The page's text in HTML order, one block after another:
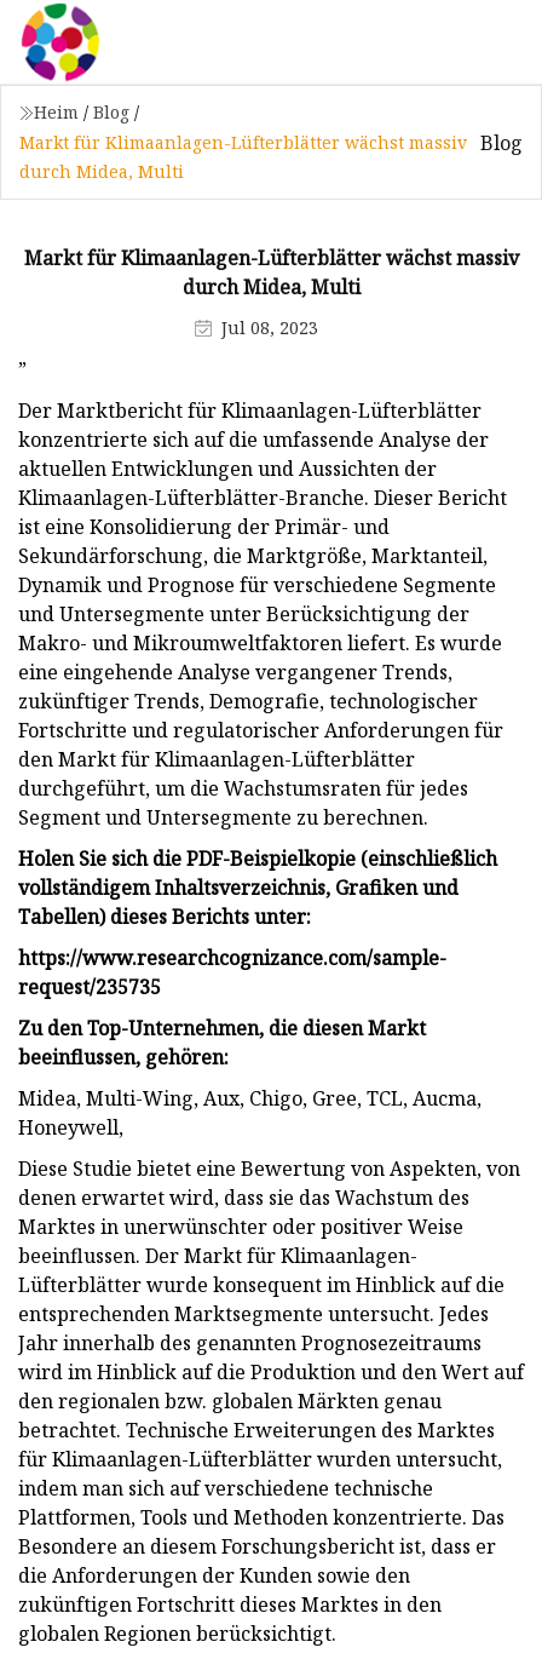
Heim / Blog /
Markt für Klimaanlagen-Lüfterblätter wächst massiv
durch Midea, Multi
Blog
Markt für Klimaanlagen-Lüfterblätter wächst massiv
durch Midea, Multi
Jul 08, 2023
”
Der Marktbericht für Klimaanlagen-Lüfterblätter
konzentrierte sich auf die umfassende Analyse der
aktuellen Entwicklungen und Aussichten der
Klimaanlagen-Lüfterblätter-Branche. Dieser Bericht
ist eine Konsolidierung der Primär- und
Sekundärforschung, die Marktgröße, Marktanteil,
Dynamik und Prognose für verschiedene Segmente
und Untersegmente unter Berücksichtigung der
Makro- und Mikroumweltfaktoren liefert. Es wurde
eine eingehende Analyse vergangener Trends,
zukünftiger Trends, Demografie, technologischer
Fortschritte und regulatorischer Anforderungen für
den Markt für Klimaanlagen-Lüfterblätter
durchgeführt, um die Wachstumsraten für jedes
Segment und Untersegmente zu berechnen.
Holen Sie sich die PDF-Beispielkopie (einschließlich
vollständigem Inhaltsverzeichnis, Grafiken und
Tabellen) dieses Berichts unter:
https://www.researchcognizance.com/sample-
request/235735
Zu den Top-Unternehmen, die diesen Markt
beeinflussen, gehören:
Midea, Multi-Wing, Aux, Chigo, Gree, TCL, Aucma,
Honeywell,
Diese Studie bietet eine Bewertung von Aspekten, von
denen erwartet wird, dass sie das Wachstum des
Marktes in unerwünschter oder positiver Weise
beeinflussen. Der Markt für Klimaanlagen-
Lüfterblätter wurde konsequent im Hinblick auf die
entsprechenden Marktsegmente untersucht. Jedes
Jahr innerhalb des genannten Prognosezeitraums
wird im Hinblick auf die Produktion und den Wert auf
den regionalen bzw. globalen Märkten genau
betrachtet. Technische Erweiterungen des Marktes
für Klimaanlagen-Lüfterblätter wurden untersucht,
indem man sich auf verschiedene technische
Plattformen, Tools und Methoden konzentrierte. Das
Besondere an diesem Forschungsbericht ist, dass er
die Anforderungen der Kunden sowie den
zukünftigen Fortschritt dieses Marktes in den
globalen Regionen berücksichtigt.